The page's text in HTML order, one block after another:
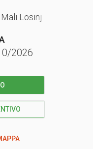
Losinj
2026